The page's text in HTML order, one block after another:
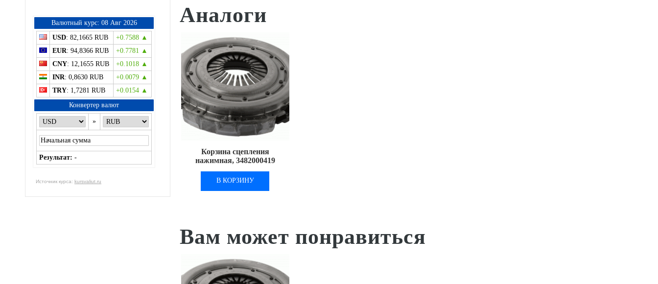
Bалютный курс: 08 Авг 2026
USD: 82,1665 RUB
+0.7588 ▲
EUR: 94,8366 RUB
+0.7781 ▲
CNY: 12,1655 RUB
+0.1018 ▲
INR: 0,8630 RUB
+0.0079 ▲
TRY: 1,7281 RUB
+0.0154 ▲
Конвертер валют
»
Результат: -
Источник курса: kursvaliut.ru
Аналоги
Корзина сцепления
нажимная, 3482000419
В КОРЗИНУ
Вам может понравиться